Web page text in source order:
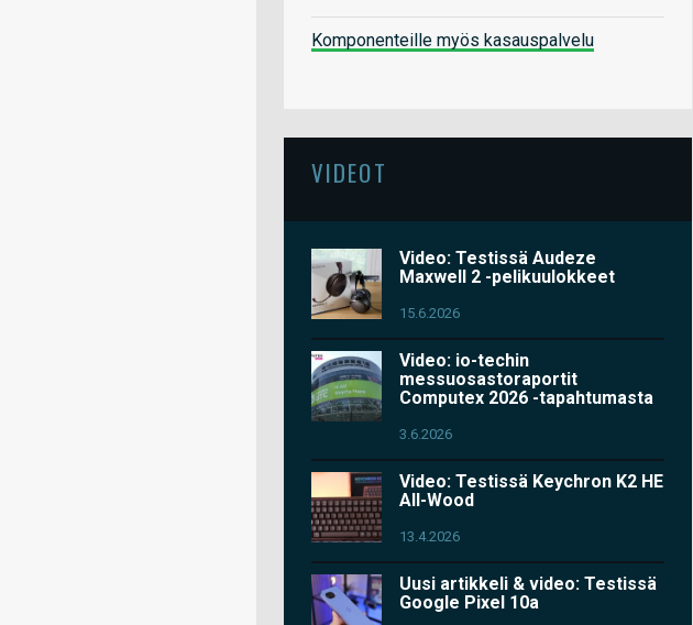
Komponenteille myös kasauspalvelu
VIDEOT
Video: Testissä Audeze
Maxwell 2 -pelikuulokkeet
15.6.2026
Video: io-techin
messuosastoraportit
Computex 2026 -tapahtumasta
3.6.2026
Video: Testissä Keychron K2 HE
All-Wood
13.4.2026
Uusi artikkeli & video: Testissä
Google Pixel 10a